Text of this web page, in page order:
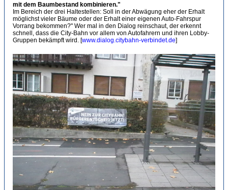
mit dem Baumbestand kombinieren."
Im Bereich der drei Haltestellen: Soll in der Abwägung eher der Erhalt
möglichst vieler Bäume oder der Erhalt einer eigenen Auto-Fahrspur
Vorrang bekommen?" Wer mal in den Dialog reinschaut, der erkennt
schnell, dass die City-Bahn vor allem von Autofahrern und ihren Lobby-
Gruppen bekämpft wird. [www.dialog.citybahn-verbindet.de]